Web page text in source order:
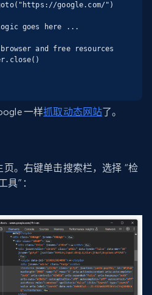
一样抓取动态网站了。
。右键单击搜索栏，选择 “检
具”：